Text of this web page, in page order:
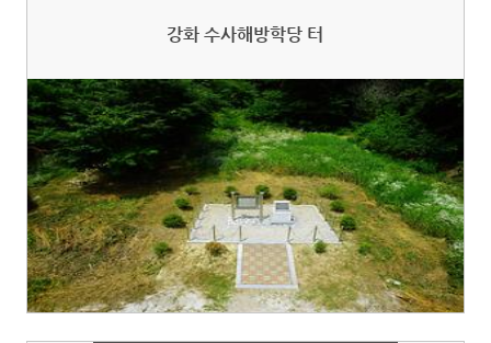
강화 수사해방학당 터